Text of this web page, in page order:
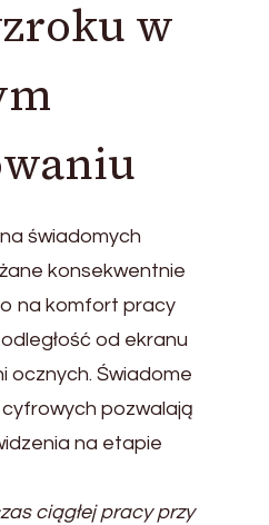
w
świadomych
konsekwentnie
na komfort pracy
od ekranu
ocznych. Świadome
pozwalają
na etapie
ciągłej pracy przy